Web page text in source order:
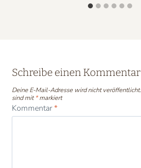
Schreibe einen Kommentar
Deine E-Mail-Adresse wird nicht veröffentlicht.
sind mit*markiert
Kommentar*